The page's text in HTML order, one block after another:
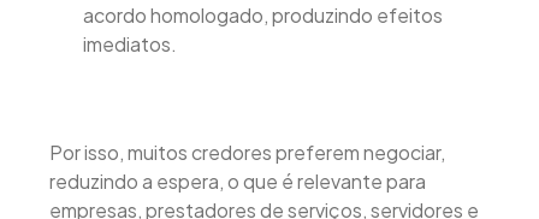
acordo homologado, produzindo efeitos
imediatos.
Por isso, muitos credores preferem negociar,
reduzindo a espera, o que é relevante para
empresas, prestadores de serviços, servidores e